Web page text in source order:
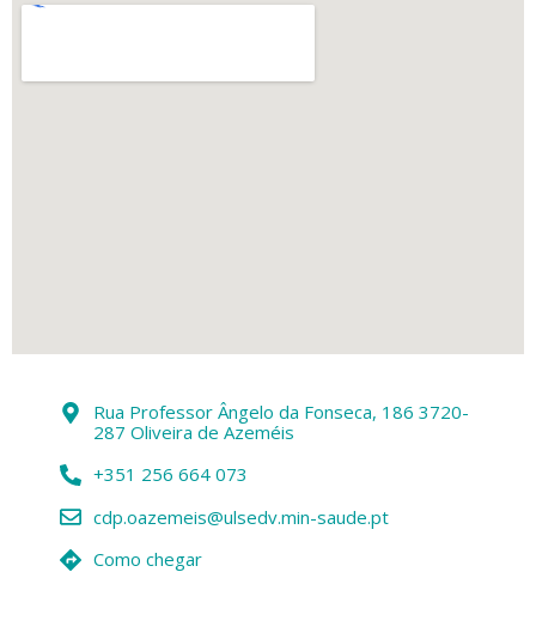
Rua Professor Ângelo da Fonseca, 186 3720-
287 Oliveira de Azeméis
+351 256 664 073
cdp.oazemeis@ulsedv.min-saude.pt
Como chegar